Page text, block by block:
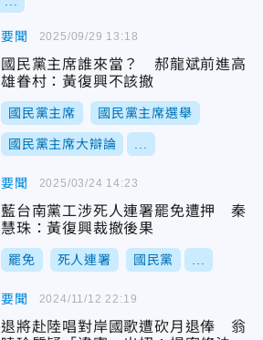
要聞
國民黨主席誰來當？ 郝龍斌前進高
雄眷村：黃復興不該撤
國民黨主席 國民黨主席選舉
國民黨主席大辯論
2025/09/29 13:18
要聞
藍台南黨工涉死人連署罷免遭押 秦
慧珠：黃復興裁撤後果
罷免 死人連署 國民黨
2025/03/24 14:23
要聞
退將赴陸唱對岸國歌遭砍月退俸 翁
2024/11/12 22:19